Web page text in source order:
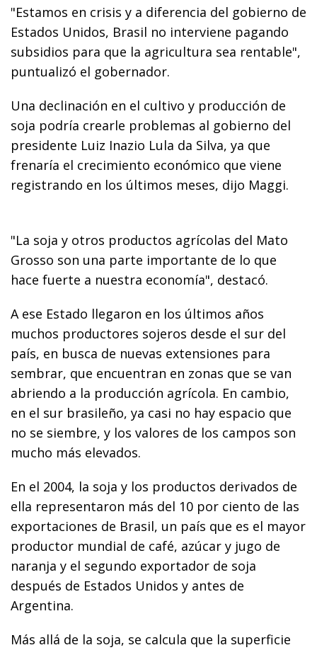
"Estamos en crisis y a diferencia del gobierno de
Estados Unidos, Brasil no interviene pagando
subsidios para que la agricultura sea rentable",
puntualizó el gobernador.
Una declinación en el cultivo y producción de
soja podría crearle problemas al gobierno del
presidente Luiz Inazio Lula da Silva, ya que
frenaría el crecimiento económico que viene
registrando en los últimos meses, dijo Maggi.
"La soja y otros productos agrícolas del Mato
Grosso son una parte importante de lo que
hace fuerte a nuestra economía", destacó.
A ese Estado llegaron en los últimos años
muchos productores sojeros desde el sur del
país, en busca de nuevas extensiones para
sembrar, que encuentran en zonas que se van
abriendo a la producción agrícola. En cambio,
en el sur brasileño, ya casi no hay espacio que
no se siembre, y los valores de los campos son
mucho más elevados.
En el 2004, la soja y los productos derivados de
ella representaron más del 10 por ciento de las
exportaciones de Brasil, un país que es el mayor
productor mundial de café, azúcar y jugo de
naranja y el segundo exportador de soja
después de Estados Unidos y antes de
Argentina.
Más allá de la soja, se calcula que la superficie